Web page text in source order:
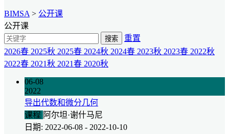
BIMSA > 公开课
公开课
搜索
重置
2026春 2025秋 2025春 2024秋 2024春 2023秋 2023春 2022秋
2022春 2021秋 2021春 2020秋
06-08
2022
导出代数和微分几何
课程 阿尔坦·谢什马尼
日期: 2022-06-08 - 2022-10-10